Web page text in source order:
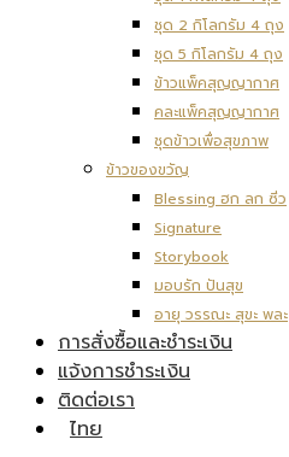
ชุด 2 กิโลกรัม 4 ถุง
ชุด 5 กิโลกรัม 4 ถุง
ข้าวแพ็คสุญญากาศ
คละแพ็คสุญญากาศ
ชุดข้าวเพื่อสุขภาพ
ข้าวของขวัญ
Blessing ฮก ลก ซิ่ว
Signature
Storybook
มอบรัก ปันสุข
อายุ วรรณะ สุขะ พละ
การสั่งซื้อและชำระเงิน
แจ้งการชำระเงิน
ติดต่อเรา
ไทย